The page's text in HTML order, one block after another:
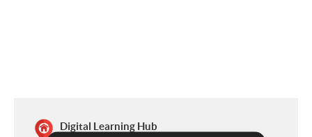
Digital Learning Hub